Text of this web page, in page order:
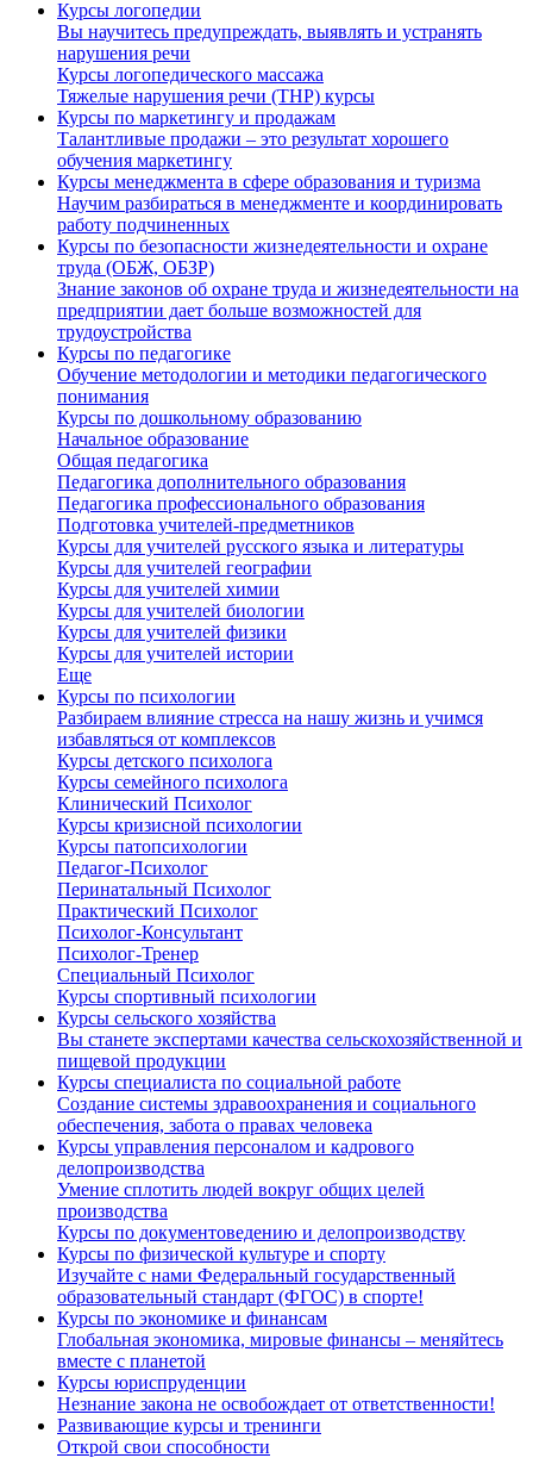
Курсы логопедии
Вы научитесь предупреждать, выявлять и устранять
нарушения речи
Курсы логопедического массажа
Тяжелые нарушения речи (ТНР) курсы
Курсы по маркетингу и продажам
Талантливые продажи – это результат хорошего
обучения маркетингу
Курсы менеджмента в сфере образования и туризма
Научим разбираться в менеджменте и координировать
работу подчиненных
Курсы по безопасности жизнедеятельности и охране
труда (ОБЖ, ОБЗР)
Знание законов об охране труда и жизнедеятельности на
предприятии дает больше возможностей для
трудоустройства
Курсы по педагогике
Обучение методологии и методики педагогического
понимания
Курсы по дошкольному образованию
Начальное образование
Общая педагогика
Педагогика дополнительного образования
Педагогика профессионального образования
Подготовка учителей-предметников
Курсы для учителей русского языка и литературы
Курсы для учителей географии
Курсы для учителей химии
Курсы для учителей биологии
Курсы для учителей физики
Курсы для учителей истории
Еще
Курсы по психологии
Разбираем влияние стресса на нашу жизнь и учимся
избавляться от комплексов
Курсы детского психолога
Курсы семейного психолога
Клинический Психолог
Курсы кризисной психологии
Курсы патопсихологии
Педагог-Психолог
Перинатальный Психолог
Практический Психолог
Психолог-Консультант
Психолог-Тренер
Специальный Психолог
Курсы спортивный психологии
Курсы сельского хозяйства
Вы станете экспертами качества сельскохозяйственной и
пищевой продукции
Курсы специалиста по социальной работе
Создание системы здравоохранения и социального
обеспечения, забота о правах человека
Курсы управления персоналом и кадрового
делопроизводства
Умение сплотить людей вокруг общих целей
производства
Курсы по документоведению и делопроизводству
Курсы по физической культуре и спорту
Изучайте с нами Федеральный государственный
образовательный стандарт (ФГОС) в спорте!
Курсы по экономике и финансам
Глобальная экономика, мировые финансы – меняйтесь
вместе с планетой
Курсы юриспруденции
Незнание закона не освобождает от ответственности!
Развивающие курсы и тренинги
Открой свои способности